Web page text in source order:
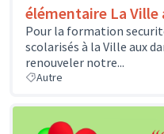
élémentaire La Ville
Pour la formation
scolarisés à la Ville aux
renouveler notre...
Autre